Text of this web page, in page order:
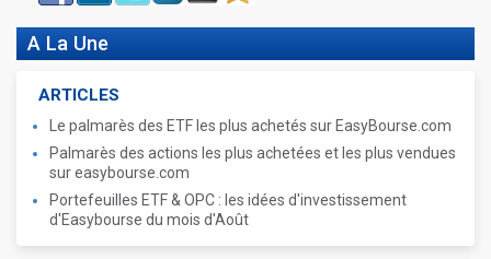
A La Une
ARTICLES
Le palmarès des ETF les plus achetés sur EasyBourse.com
Palmarès des actions les plus achetées et les plus vendues
sur easybourse.com
Portefeuilles ETF & OPC : les idées d'investissement
d'Easybourse du mois d'Août